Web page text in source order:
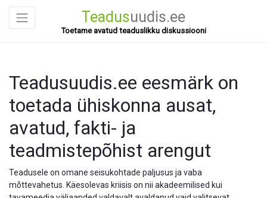
Teadusuudis.ee
Toetame avatud teaduslikku diskussiooni
Teadusuudis.ee eesmärk on
toetada ühiskonna ausat,
avatud, fakti- ja
teadmistepõhist arengut
Teadusele on omane seisukohtade paljusus ja vaba
mõttevahetus. Käesolevas kriisis on nii akadeemilised kui